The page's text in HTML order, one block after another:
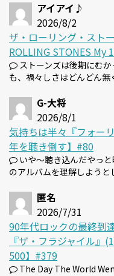
アイアイ♪
2026/8/2
ザ・ローリング・スト
ROLLING STONES My
ストーンズは後期にむ
も、禍々しさはどんどん無
G-大将
2026/8/1
気持ちは半々『フォー
年を聴き倒す】#80
いや～聴き込んだやっ
のアルバムを理解しようと
匿名
2026/7/31
90年代ロックの最終到
『ザ・フラジャイル』
500】#379
The Day The World